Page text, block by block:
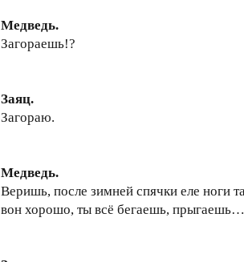
Медведь.
Загораешь!?
Заяц.
Загораю.
Медведь.
Веришь, после зимней спячки еле ноги
вон хорошо, ты всё бегаешь,